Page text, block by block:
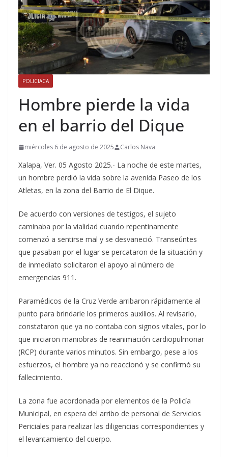
POLICIACA
Hombre pierde la vida
en el barrio del Dique
miércoles 6 de agosto de 2025 Carlos Nava
Xalapa, Ver. 05 Agosto 2025.- La noche de este martes,
un hombre perdió la vida sobre la avenida Paseo de los
Atletas, en la zona del Barrio de El Dique.
De acuerdo con versiones de testigos, el sujeto
caminaba por la vialidad cuando repentinamente
comenzó a sentirse mal y se desvaneció. Transeúntes
que pasaban por el lugar se percataron de la situación y
de inmediato solicitaron el apoyo al número de
emergencias 911.
Paramédicos de la Cruz Verde arribaron rápidamente al
punto para brindarle los primeros auxilios. Al revisarlo,
constataron que ya no contaba con signos vitales, por lo
que iniciaron maniobras de reanimación cardiopulmonar
(RCP) durante varios minutos. Sin embargo, pese a los
esfuerzos, el hombre ya no reaccionó y se confirmó su
fallecimiento.
La zona fue acordonada por elementos de la Policía
Municipal, en espera del arribo de personal de Servicios
Periciales para realizar las diligencias correspondientes y
el levantamiento del cuerpo.